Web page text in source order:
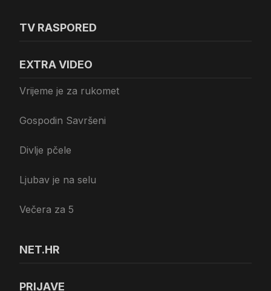
TV RASPORED
EXTRA VIDEO
Vrijeme je za rukomet
Gospodin Savršeni
Divlje pčele
Ljubav je na selu
Večera za 5
NET.HR
PRIJAVE